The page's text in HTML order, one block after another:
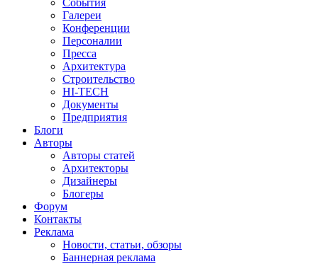
События
Галереи
Конференции
Персоналии
Пресса
Архитектура
Строительство
HI-TECH
Документы
Предприятия
Блоги
Авторы
Авторы статей
Архитекторы
Дизайнеры
Блогеры
Форум
Контакты
Реклама
Новости, статьи, обзоры
Баннерная реклама